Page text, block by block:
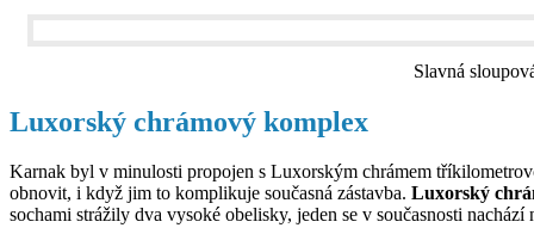
Slavná
Luxorský chrámový komplex
Karnak byl v minulosti propojen s Luxorským chrámem
obnovit, i když jim to komplikuje současná zástavba. Luxorský
sochami strážily dva vysoké obelisky, jeden se v současnosti nachází